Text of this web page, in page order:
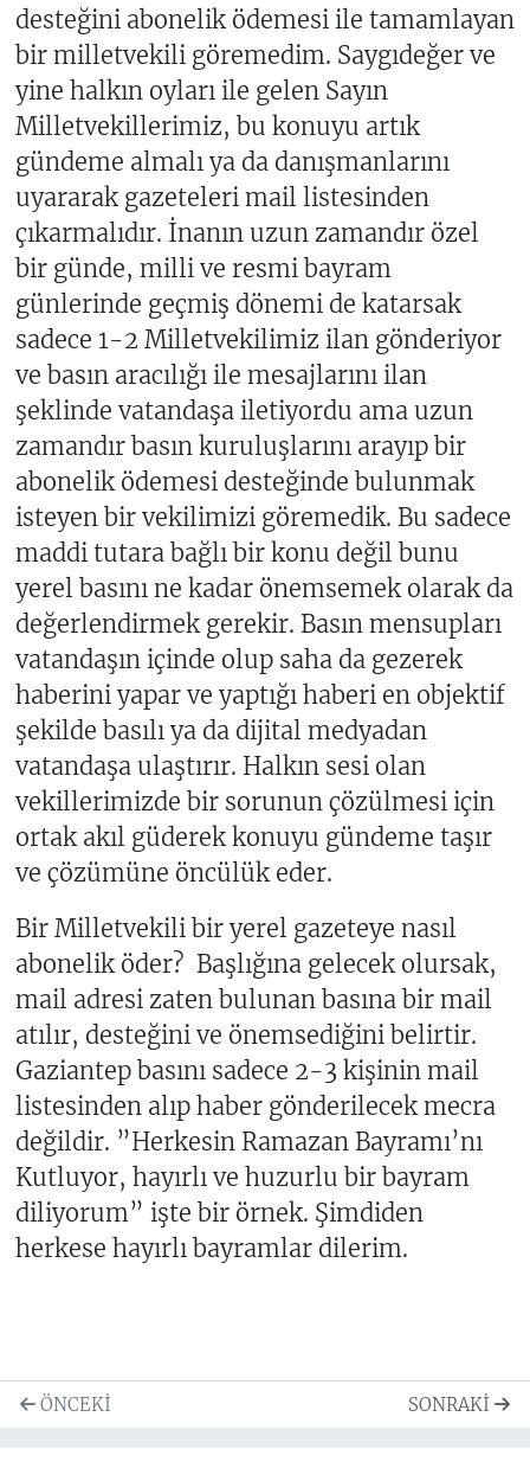
desteğini abonelik ödemesi ile tamamlayan
bir milletvekili göremedim. Saygıdeğer ve
yine halkın oyları ile gelen Sayın
Milletvekillerimiz, bu konuyu artık
gündeme almalı ya da danışmanlarını
uyararak gazeteleri mail listesinden
çıkarmalıdır. İnanın uzun zamandır özel
bir günde, milli ve resmi bayram
günlerinde geçmiş dönemi de katarsak
sadece 1-2 Milletvekilimiz ilan gönderiyor
ve basın aracılığı ile mesajlarını ilan
şeklinde vatandaşa iletiyordu ama uzun
zamandır basın kuruluşlarını arayıp bir
abonelik ödemesi desteğinde bulunmak
isteyen bir vekilimizi göremedik. Bu sadece
maddi tutara bağlı bir konu değil bunu
yerel basını ne kadar önemsemek olarak da
değerlendirmek gerekir. Basın mensupları
vatandaşın içinde olup saha da gezerek
haberini yapar ve yaptığı haberi en objektif
şekilde basılı ya da dijital medyadan
vatandaşa ulaştırır. Halkın sesi olan
vekillerimizde bir sorunun çözülmesi için
ortak akıl güderek konuyu gündeme taşır
ve çözümüne öncülük eder.
Bir Milletvekili bir yerel gazeteye nasıl
abonelik öder? Başlığına gelecek olursak,
mail adresi zaten bulunan basına bir mail
atılır, desteğini ve önemsediğini belirtir.
Gaziantep basını sadece 2-3 kişinin mail
listesinden alıp haber gönderilecek mecra
değildir. ”Herkesin Ramazan Bayramı’nı
Kutluyor, hayırlı ve huzurlu bir bayram
diliyorum” işte bir örnek. Şimdiden
herkese hayırlı bayramlar dilerim.
ÖNCEKI SONRAKI